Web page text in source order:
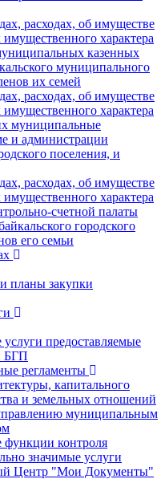
расходах, об имуществе
имущественного характера
казенных
муниципального
их семей
расходах, об имуществе
имущественного характера
муниципальные
и администрации
поселения, и
расходах, об имуществе
имущественного характера
счетной палаты
городского
его семьи
планы закупки
предоставляемые
БГП
регламенты
капитального
и земельных отношений
муниципальным
контроля
значимые услуги
Центр "Мои Документы"